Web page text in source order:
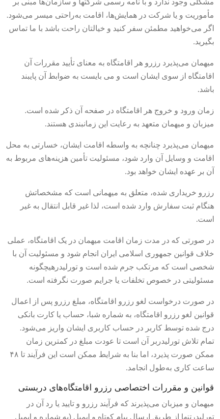
مشکلی وجود ندارد و با نامه رسمی شرکت‎ها و سازمان‌ها مبنی بر
مأموریت و یا شرکت در همایش‌ها، اقامت به‌راحتی میسر می‌شود.
اگر می‌خواهید مطمئن سفر کنید و خیالتان راحت باشد با ما تماس
بگیرید.
میهمان می‌پذیرد رزرو هر اقامتگاه به معنای تأیید مقررات آن
اقامتگاه از سوی ایشان است و می بایست به ضوابط آن پایبند
باشد.
زمان ورود و خروج هر اقامتگاه در صفحه آن ذکر شده است.
میزبان و میهمان متعهد به رعایت این زمانبندی هستند.
میهمان می‌پذیرد چنانچه به واسطه اقامت ایشان، خسارتی به محل
اقامت و وسایل آن وارد شود، مسئولیت تأمین هزینه‌های مربوط به
آن بر عهده ایشان خواهد بود.
رزرو خریداری شده، متعلق به میهمانی است که مشخصاتش
هنگام ثبت سفارش وارد شده است، لذا غیر قابل انتقال به غیر
است.
در صورتی که در مدت زمان اقامت میهمان در یک اقامتگاه، عملی
خلاف قوانین جمهوری اسلامی ایران انجام شود و مسئولیت آن با
شخصی است که مرتکب جرم شده است و تورلیدرهیچگونه
مسئولیتی در خصوص تخلفات یا جرایم صورت نگرفته است.
در صورت درخواست لغو رزرو اقامتگاه، مبلغ رزرو پس از اعمال
قوانین لغو رزرو اقامتگاه، به شماره شبا، حساب یا کارت بانکی
درج شده توسط کاربر در حساب کاربری ایشان واریز می‌شود.
تمام تلاش تورلیدربر آن است تا عودت مبلغ در کمترین زمان
ممکن صورت پذیرد، اما بنا به شرایط ممکن است این فرآیند تا ۴۸
ساعت کاری به‌طول انجامد.
قوانین و مقررات اختصاصی رزرو اقامتگاه‌های دربستی
میهمان و میزبان می‌پذیرند که فرآیند رزرو و تایید یا رد آن در
تورلیدرتنها از طریق ارسال پیام کوتاه و ایمیل (به شماره و ایمیل